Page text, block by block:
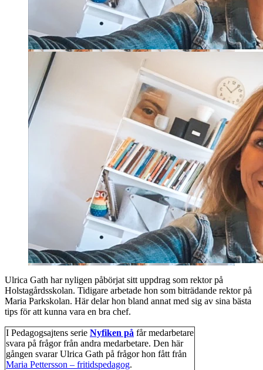
Ulrica Gath har nyligen påbörjat sitt uppdrag som rektor på
Holstagårdsskolan. Tidigare arbetade hon som biträdande rektor på
Maria Parkskolan. Här delar hon bland annat med sig av sina bästa
tips för att kunna vara en bra chef.
I Pedagogsajtens serie Nyfiken på får medarbetare
svara på frågor från andra medarbetare. Den här
gången svarar Ulrica Gath på frågor hon fått från
Maria Pettersson – fritidspedagog.